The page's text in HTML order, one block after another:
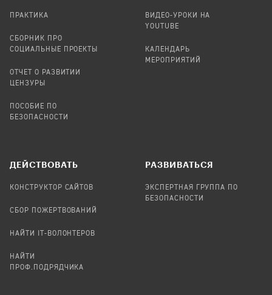
ПРАКТИКА
СБОРНИК ПРО
СОЦИАЛЬНЫЕ ПРОЕКТЫ
ОТЧЕТ О РАЗВИТИИ
ЦЕНЗУРЫ
ПОСОБИЕ ПО
БЕЗОПАСНОСТИ
ВИДЕО-УРОКИ НА
YOUTUBE
КАЛЕНДАРЬ
МЕРОПРИЯТИЙ
ДЕЙСТВОВАТЬ
КОНСТРУКТОР САЙТОВ
СБОР ПОЖЕРТВОВАНИЙ
НАЙТИ IT-ВОЛОНТЕРОВ
НАЙТИ
ПРОФ.ПОДРЯДЧИКА
РАЗВИВАТЬСЯ
ЭКСПЕРТНАЯ ГРУППА ПО
БЕЗОПАСНОСТИ